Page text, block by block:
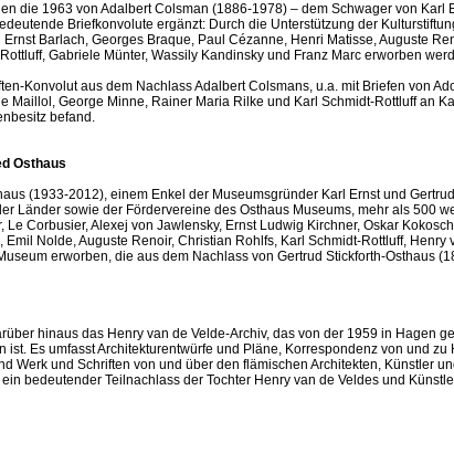
die 1963 von Adalbert Colsman (1886-1978) – dem Schwager von Karl
Briefkonvolute ergänzt: Durch die Unterstützung der
Barlach, Georges Braque, Paul Cézanne, Henri Matisse, Auguste
Gabriele Münter, Wassily Kandinsky und Franz Marc erworben
Konvolut aus dem Nachlass Adalbert Colsmans, u.a. mit Briefen von
Maillol, George Minne, Rainer Maria Rilke und Karl Schmidt-Rottluff an
befand.
Osthaus
(1933-2012), einem Enkel der Museumsgründer Karl Ernst und
Länder sowie der Fördervereine des Osthaus Museums, mehr als 500
Corbusier, Alexej von Jawlensky, Ernst Ludwig Kirchner, Oskar
Nolde, Auguste Renoir, Christian Rohlfs, Karl Schmidt-Rottluff, Henry
erworben, die aus dem Nachlass von Gertrud Stickforth-Osthaus
hinaus das Henry van de Velde-Archiv, das von der 1959 in Hagen
ist. Es umfasst Architekturentwürfe und Pläne, Korrespondenz von und zu
Werk und Schriften von und über den flämischen Architekten, Künstler
bedeutender Teilnachlass der Tochter Henry van de Veldes und